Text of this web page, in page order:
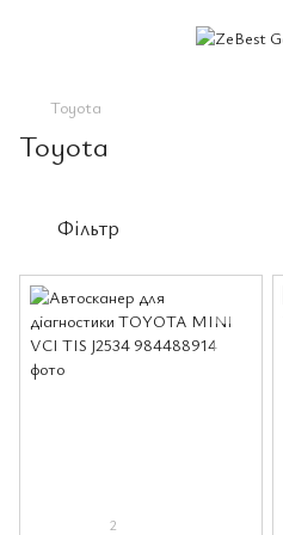
Toyota
Toyota
Фільтр
2